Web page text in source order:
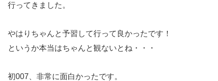
行ってきました。
やはりちゃんと予習して行って良かったです！
というか本当はちゃんと観ないとね・・・
初007、非常に面白かったです。